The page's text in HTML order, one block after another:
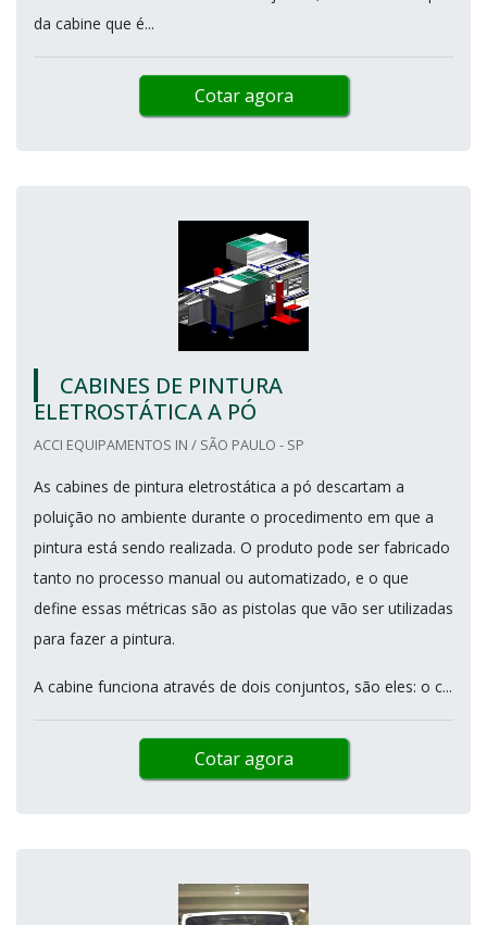
da cabine que é...
Cotar agora
CABINES DE PINTURA
ELETROSTÁTICA A PÓ
ACCI EQUIPAMENTOS IN / SÃO PAULO - SP
As cabines de pintura eletrostática a pó descartam a
poluição no ambiente durante o procedimento em que a
pintura está sendo realizada. O produto pode ser fabricado
tanto no processo manual ou automatizado, e o que
define essas métricas são as pistolas que vão ser utilizadas
para fazer a pintura.
A cabine funciona através de dois conjuntos, são eles: o c...
Cotar agora